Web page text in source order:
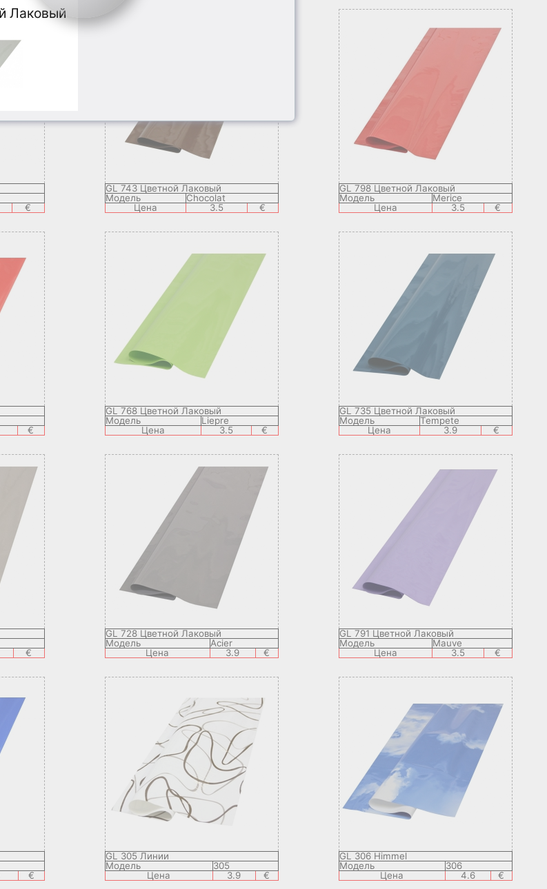
€
GL 743 Цветной Лаковый
Модель
Chocolat
Цена
3.5 €
GL 798 Цветной Лаковый
Модель
Merice
Цена
3.5 €
€
GL 768 Цветной Лаковый
Модель
Liepre
Цена
3.5 €
GL 735 Цветной Лаковый
Модель
Tempete
Цена
3.9 €
€
GL 728 Цветной Лаковый
Модель
Acier
Цена
3.9 €
GL 791 Цветной Лаковый
Модель
Mauve
Цена
3.5 €
€
GL 305 Линии
Модель
305
Цена
3.9 €
GL 306 Himmel
Модель
306
Цена
4.6 €